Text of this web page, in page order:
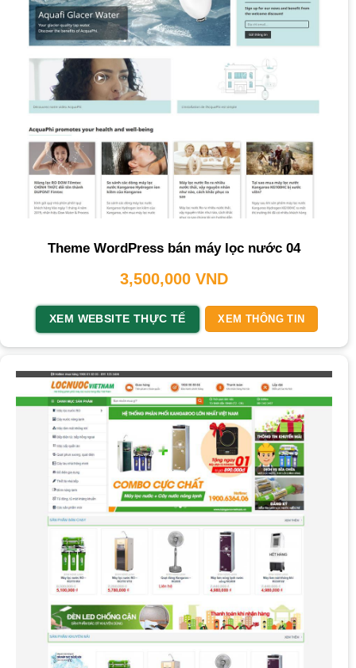
Theme WordPress bán máy lọc nước 04
3,500,000 VND
XEM WEBSITE THỰC TẾ XEM THÔNG TIN